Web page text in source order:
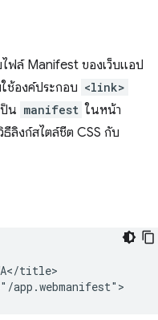
ไฟล์ Manifest ของเว็บแอป
ช้องค์ประกอบ <link>
น manifest ในหน้า
ลิงก์สไตล์ชีต CSS กับ
title>